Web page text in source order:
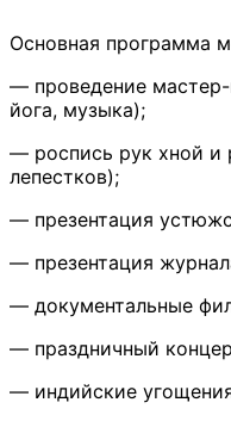
Основная программа
— проведение
йога, музыка);
— роспись рук хной и
лепестков);
— презентация
— презентация
— документальные
— праздничный
— индийские